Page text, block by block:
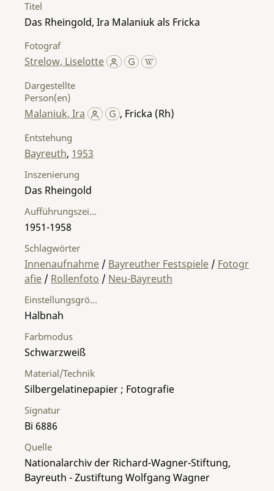
Titel
Das Rheingold, Ira Malaniuk als Fricka
Fotograf
Strelow, Liselotte
Dargestellte
Person(en)
Malaniuk, Ira , Fricka (Rh)
Entstehung
Bayreuth, 1953
Material/Technik
Silbergelatinepapier ; Fotografie
Einstellungsgröße
Halbnah
Farbmodus
Schwarzweiß
Inszenierung
Das Rheingold
Aufführungszeitraum
1951-1958
Signatur
Bi 6886
Quelle
Nationalarchiv der Richard-Wagner-Stiftung,
Bayreuth - Zustiftung Wolfgang Wagner
Schlagwörter
Innenaufnahme / Bayreuther Festspiele / Fotogr
afie / Rollenfoto / Neu-Bayreuth